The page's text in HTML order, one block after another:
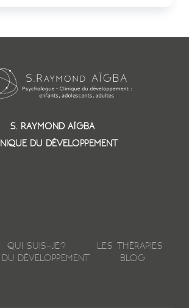
S. RAYMOND AÏGBA
DU DÉVELOPPEMENT
QUI SUIS-JE?
LES THÉRAPIES
DÉVELOPPEMENT
BLOG